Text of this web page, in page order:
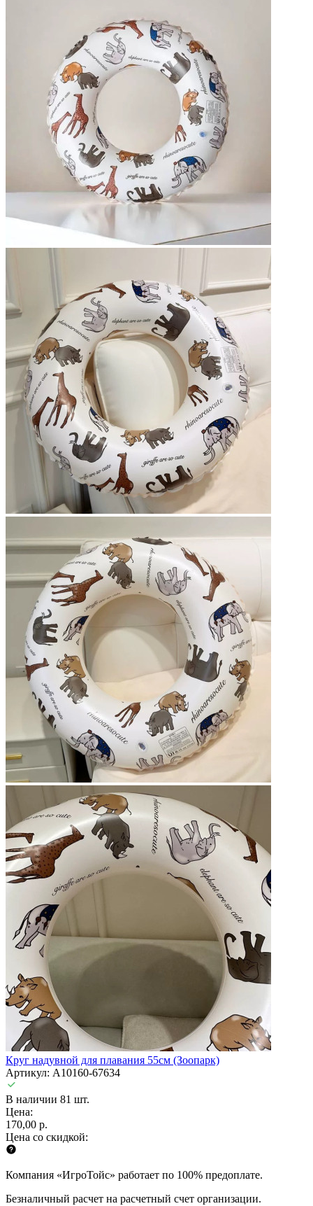
Круг надувной для плавания 55см (Зоопарк)
Артикул: A10160-67634
В наличии 81 шт.
Цена:
170,00 р.
Цена со скидкой:
Компания «ИгроТойс» работает по 100% предоплате.
Безналичный расчет на расчетный счет организации.